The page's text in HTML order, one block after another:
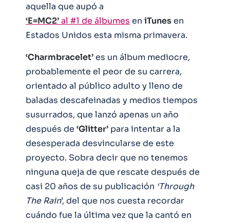
aquella que aupó a
‘E=MC2’al #1 de álbumes en iTunesen
Estados Unidos esta misma primavera.
‘Charmbracelet’es un álbum mediocre,
probablemente el peor de su carrera,
orientado al público adulto y lleno de
baladas descafeinadas y medios tiempos
susurrados, que lanzó apenas un año
después de ‘Glitter’ para intentar a la
desesperada desvincularse de este
proyecto. Sobra decir que no tenemos
ninguna queja de que rescate después de
casi 20 años de su publicación ‘Through
The Rain’, del que nos cuesta recordar
cuándo fue la última vez que la cantó en